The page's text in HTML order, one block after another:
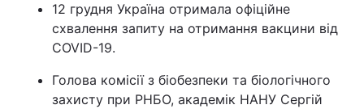
12 грудня Україна отримала офіційне
схвалення запиту на отримання вакцини від
COVID-19.
Голова комісії з біобезпеки та біологічного
захисту при РНБО, академік НАНУ Сергій